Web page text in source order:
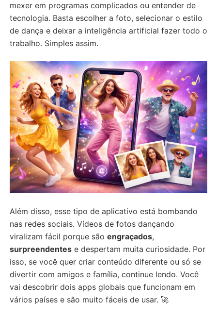
mexer em programas complicados ou entender de
tecnologia. Basta escolher a foto, selecionar o estilo
de dança e deixar a inteligência artificial fazer todo o
trabalho. Simples assim.
Além disso, esse tipo de aplicativo está bombando
nas redes sociais. Vídeos de fotos dançando
viralizam fácil porque são engraçados,
surpreendentes e despertam muita curiosidade. Por
isso, se você quer criar conteúdo diferente ou só se
divertir com amigos e família, continue lendo. Você
vai descobrir dois apps globais que funcionam em
vários países e são muito fáceis de usar. 🚀